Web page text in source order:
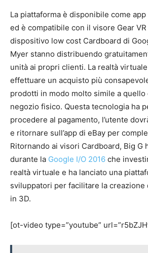
La piattaforma è disponibile come
ed è compatibile con il visore Gear
dispositivo low cost Cardboard di
Myer stanno distribuendo
unità ai propri clienti. La realtà
effettuare un acquisto più
prodotti in modo molto simile a quello
negozio fisico. Questa tecnologia ha
procedere al pagamento, l’utente
e ritornare sull’app di eBay per
Ritornando ai visori Cardboard, Big G
durante la Google I/O 2016 che
realtà virtuale e ha lanciato una
sviluppatori per facilitare la
in 3D.
[ot-video type=”youtube”